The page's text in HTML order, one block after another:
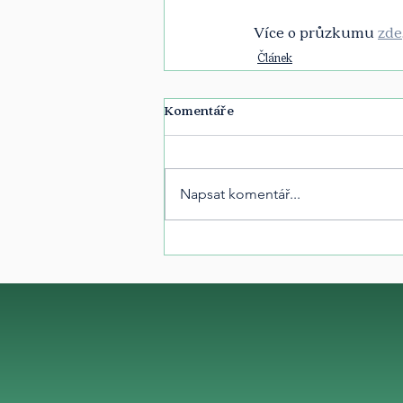
Více o průzkumu zde
Článek
Komentáře
Napsat komentář...